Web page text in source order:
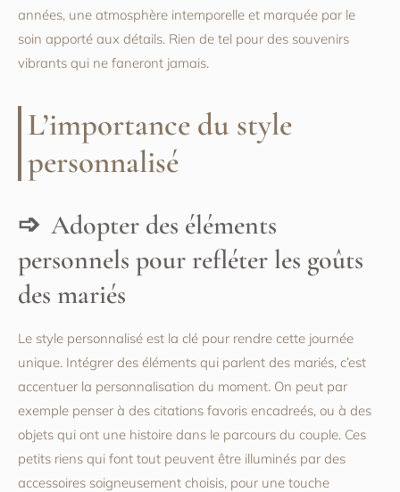
années, une atmosphère intemporelle et marquée par le
soin apporté aux détails. Rien de tel pour des souvenirs
vibrants qui ne faneront jamais.
L’importance du style
personnalisé
Adopter des éléments
personnels pour refléter les goûts
des mariés
Le style personnalisé est la clé pour rendre cette journée
unique. Intégrer des éléments qui parlent des mariés, c’est
accentuer la personnalisation du moment. On peut par
exemple penser à des citations favoris encadreés, ou à des
objets qui ont une histoire dans le parcours du couple. Ces
petits riens qui font tout peuvent être illuminés par des
accessoires soigneusement choisis, pour une touche